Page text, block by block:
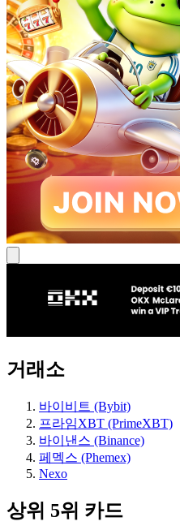
거래소
바이비트 (Bybit)
프라임XBT (PrimeXBT)
바이낸스 (Binance)
페멕스 (Phemex)
Nexo
상위 5위 카드